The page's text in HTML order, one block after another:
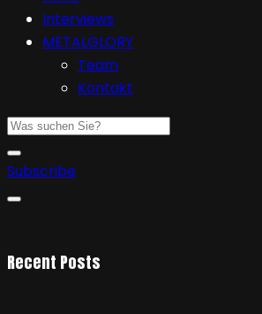
Interviews
METALGLORY
Team
Kontakt
Subscribe
Recent Posts